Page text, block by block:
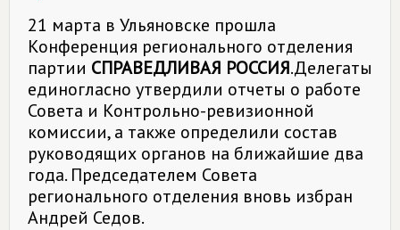
21 марта в Ульяновске прошла
Конференция регионального отделения
партии СПРАВЕДЛИВАЯ РОССИЯ.Делегаты
единогласно утвердили отчеты о работе
Совета и Контрольно-ревизионной
комиссии, а также определили состав
руководящих органов на ближайшие два
года. Председателем Совета
регионального отделения вновь избран
Андрей Седов.